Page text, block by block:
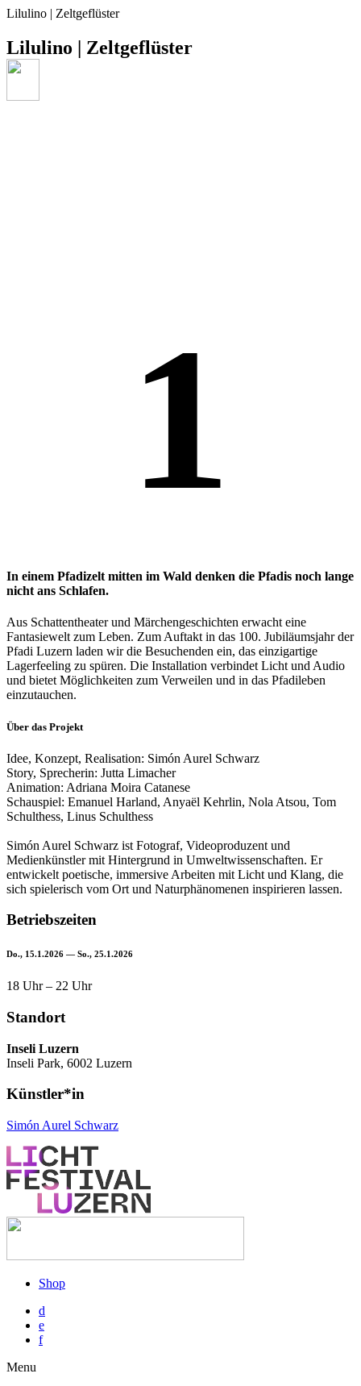
Lilulino | Zeltgeflüster
Lilulino | Zeltgeflüster
1
In einem Pfadizelt mitten im Wald denken die Pfadis noch lange
nicht ans Schlafen.
Aus Schattentheater und Märchengeschichten erwacht eine
Fantasiewelt zum Leben. Zum Auftakt in das 100. Jubiläumsjahr der
Pfadi Luzern laden wir die Besuchenden ein, das einzigartige
Lagerfeeling zu spüren. Die Installation verbindet Licht und Audio
und bietet Möglichkeiten zum Verweilen und in das Pfadileben
einzutauchen.
Über das Projekt
Idee, Konzept, Realisation: Simón Aurel Schwarz
Story, Sprecherin: Jutta Limacher
Animation: Adriana Moira Catanese
Schauspiel: Emanuel Harland, Anyaël Kehrlin, Nola Atsou, Tom
Schulthess, Linus Schulthess
Simón Aurel Schwarz ist Fotograf, Videoproduzent und
Medienkünstler mit Hintergrund in Umweltwissenschaften. Er
entwickelt poetische, immersive Arbeiten mit Licht und Klang, die
sich spielerisch vom Ort und Naturphänomenen inspirieren lassen.
Betriebszeiten
Do., 15.1.2026 — So., 25.1.2026
18 Uhr – 22 Uhr
Standort
Inseli Luzern
Inseli Park, 6002 Luzern
Künstler*in
Simón Aurel Schwarz
Skip
to
content
Shop
d
e
f
Menu